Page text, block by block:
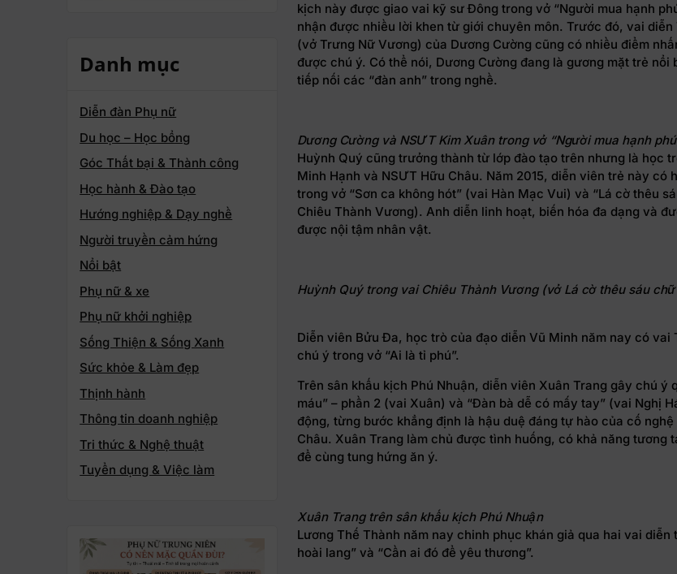
Danh mục
Diễn đàn Phụ nữ
Du học – Học bổng
Góc Thất bại & Thành công
Học hành & Đào tạo
Hướng nghiệp & Dạy nghề
Người truyền cảm hứng
Nổi bật
Phụ nữ & xe
Phụ nữ khởi nghiệp
Sống Thiện & Sống Xanh
Sức khỏe & Làm đẹp
Thịnh hành
Thông tin doanh nghiệp
Tri thức & Nghệ thuật
Tuyển dụng & Việc làm
kịch này được giao vai kỹ sư Đông trong vở “Người mua hạnh
nhận được nhiều lời khen từ giới chuyên môn. Trước đó, vai diễn
(vở Trưng Nữ Vương) của Dương Cường cũng có nhiều điểm
được chú ý. Có thể nói, Dương Cường đang là gương mặt trẻ nổi
tiếp nối các “đàn anh” trong nghề.
Dương Cường và NSƯT Kim Xuân trong vở “Người mua hạnh
Huỳnh Quý cũng trưởng thành từ lớp đào tạo trên nhưng là học
Minh Hạnh và NSƯT Hữu Châu. Năm 2015, diễn viên trẻ này có
trong vở “Sơn ca không hót” (vai Hàn Mạc Vui) và “Lá cờ thêu
Chiêu Thành Vương). Anh diễn linh hoạt, biến hóa đa dạng và
được nội tậm nhân vật.
Huỳnh Quý trong vai Chiêu Thành Vương (vở Lá cờ thêu sáu
Diễn viên Bửu Đa, học trò của đạo diễn Vũ Minh năm nay có vai
chú ý trong vở “Ai là tỉ phú”.
Trên sân khấu kịch Phú Nhuận, diễn viên Xuân Trang gây chú ý
máu” – phần 2 (vai Xuân) và “Đàn bà dễ có mấy tay” (vai Nghị
động, từng bước khẳng định là hậu duệ đáng tự hào của cố nghệ
Châu. Xuân Trang làm chủ được tình huống, có khả năng tương
để cùng tung hứng ăn ý.
Xuân Trang trên sân khấu kịch Phú Nhuận
Lương Thế Thành năm nay chinh phục khán giả qua hai vai diễn
hoài lang” và “Cần ai đó để yêu thương”.